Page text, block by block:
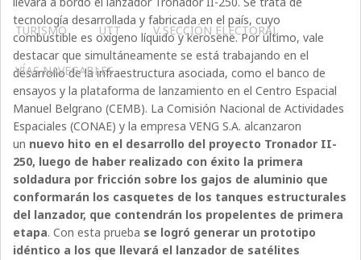
TURISMO UTT V SECCIÓN ELECTORAL
VÍAS NAVEGABLES
tecnología desarrollada y fabricada en el país, cuyo
combustible es oxígeno líquido y kerosene. Por último, vale
destacar que simultáneamente se está trabajando en el
desarrollo de la infraestructura asociada, como el banco de
ensayos y la plataforma de lanzamiento en el Centro Espacial
Manuel Belgrano (CEMB). La Comisión Nacional de Actividades
Espaciales (CONAE) y la empresa VENG S.A. alcanzaron
un nuevo hito en el desarrollo del proyecto Tronador II-
250, luego de haber realizado con éxito la primera
soldadura por fricción sobre los gajos de aluminio que
conformarán los casquetes de los tanques estructurales
del lanzador, que contendrán los propelentes de primera
etapa. Con esta prueba se logró generar un prototipo
idéntico a los que llevará el lanzador de satélites